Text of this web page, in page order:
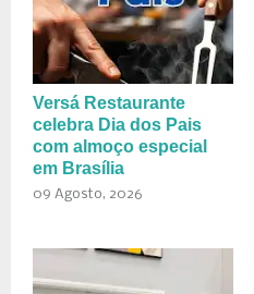
Versá Restaurante
celebra Dia dos Pais
com almoço especial
em Brasília
09 Agosto, 2026